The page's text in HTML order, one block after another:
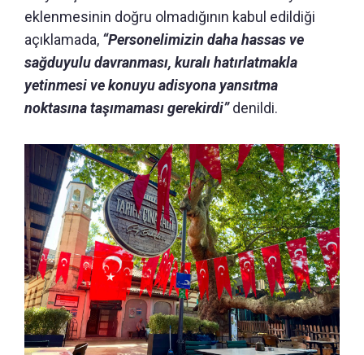
eklenmesinin doğru olmadığının kabul edildiği
açıklamada, “Personelimizin daha hassas ve
sağduyulu davranması, kuralı hatırlatmakla
yetinmesi ve konuyu adisyona yansıtma
noktasına taşımaması gerekirdi”denildi.